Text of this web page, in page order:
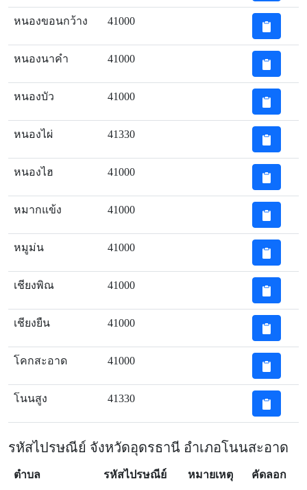
หนองขอนกว้าง 41000
หนองนาคำ 41000
หนองบัว 41000
หนองไผ่ 41330
หนองไฮ 41000
หมากแข้ง 41000
หมูม่น 41000
เชียงพิณ 41000
เชียงยืน 41000
โคกสะอาด 41000
โนนสูง 41330
รหัสไปรษณีย์ จังหวัดอุดรธานี อำเภอโนนสะอาด
ตำบล รหัสไปรษณีย์ หมายเหตุ คัดลอก